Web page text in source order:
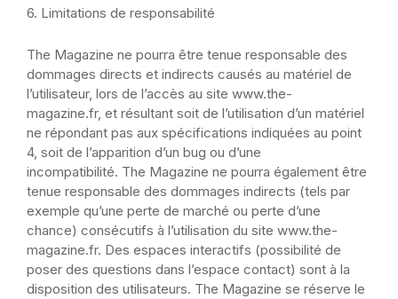
6. Limitations de responsabilité
The Magazine ne pourra être tenue responsable des
dommages directs et indirects causés au matériel de
l’utilisateur, lors de l’accès au site www.the-
magazine.fr, et résultant soit de l’utilisation d’un matériel
ne répondant pas aux spécifications indiquées au point
4, soit de l’apparition d’un bug ou d’une
incompatibilité. The Magazine ne pourra également être
tenue responsable des dommages indirects (tels par
exemple qu’une perte de marché ou perte d’une
chance) consécutifs à l’utilisation du site www.the-
magazine.fr. Des espaces interactifs (possibilité de
poser des questions dans l’espace contact) sont à la
disposition des utilisateurs. The Magazine se réserve le